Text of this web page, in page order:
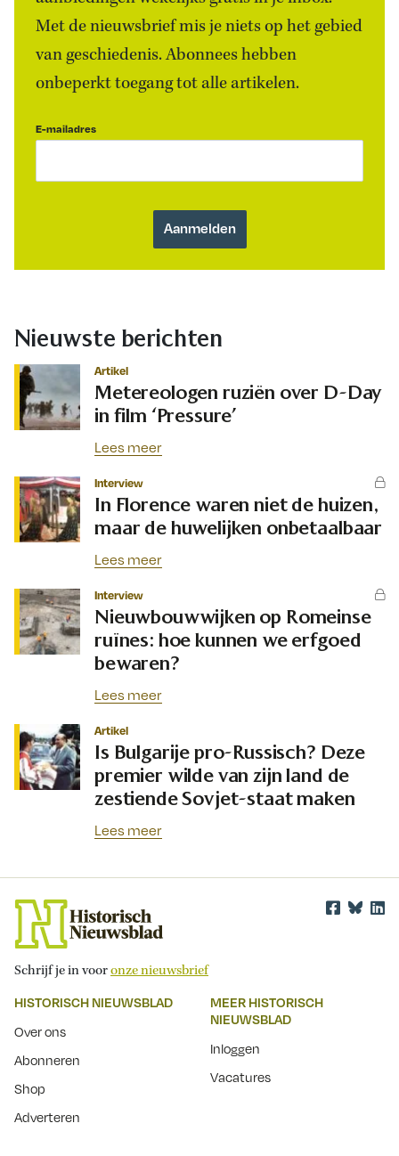
Met de nieuwsbrief mis je niets op het gebied
van geschiedenis. Abonnees hebben
onbeperkt toegang tot alle artikelen.
E-mailadres
Nieuwste berichten
Artikel
Metereologen ruziën over D-Day
in film ‘Pressure’
Lees meer
Interview
In Florence waren niet de huizen,
maar de huwelijken onbetaalbaar
Lees meer
Interview
Nieuwbouwwijken op Romeinse
ruïnes: hoe kunnen we erfgoed
bewaren?
Lees meer
Artikel
Is Bulgarije pro-Russisch? Deze
premier wilde van zijn land de
zestiende Sovjet-staat maken
Lees meer
Schrijf je in vooronze nieuwsbrief
HISTORISCH NIEUWSBLAD
Over ons
Abonneren
Shop
Adverteren
MEER HISTORISCH
NIEUWSBLAD
Inloggen
Vacatures